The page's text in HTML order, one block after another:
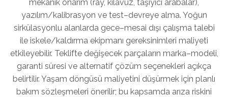
mekanik onarım (ray, kılavuz, taşıyıcı arabalar),
yazılım/kalibrasyon ve test–devreye alma. Yoğun
sirkülasyonlu alanlarda gece–mesai dışı çalışma talebi
ile iskele/kaldırma ekipmanı gereksinimleri maliyeti
etkileyebilir. Teklifte değişecek parçaların marka–modeli,
garanti süresi ve alternatif çözüm seçenekleri açıkça
belirtilir. Yaşam döngüsü maliyetini düşürmek için planlı
bakım sözleşmeleri önerilir; bu kapsamda arıza riskini